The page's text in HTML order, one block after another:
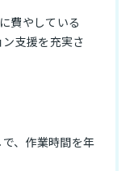
費やしている
支援を充実さ
、作業時間を年